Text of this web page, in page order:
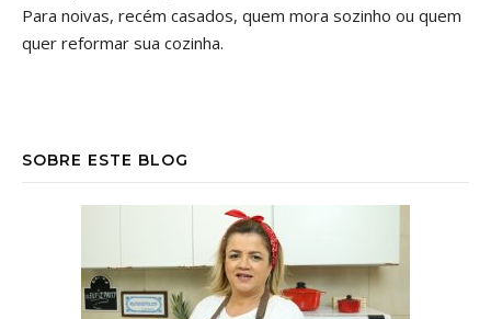
Para noivas, recém casados, quem mora sozinho ou quem
quer reformar sua cozinha.
SOBRE ESTE BLOG